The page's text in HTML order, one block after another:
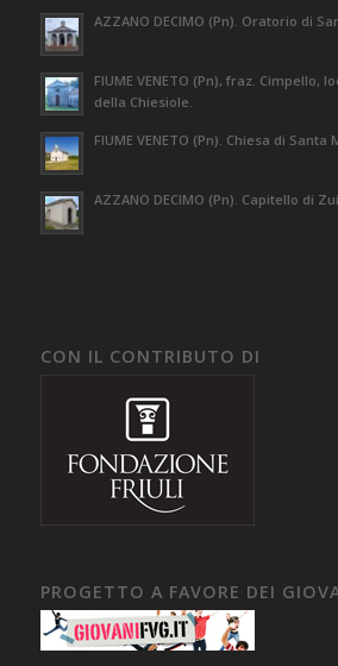
AZZANO DECIMO (Pn). Oratorio di
FIUME VENETO (Pn), fraz. Cimpello,
della Chiesiole.
FIUME VENETO (Pn). Chiesa di
AZZANO DECIMO (Pn). Capitello di
CON IL CONTRIBUTO DI
PROGETTO A FAVORE DEI